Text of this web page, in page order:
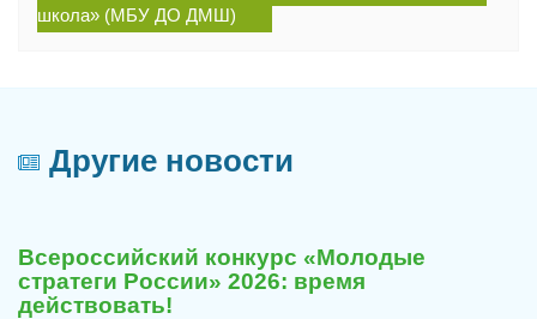
школа» (МБУ ДО ДМШ)
Другие новости
Всероссийский конкурс «Молодые
стратеги России» 2026: время
действовать!